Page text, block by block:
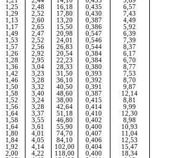
1,25
1,29
2,48
2,52
16,18
17,80
0,435
0,430
6,57
7,43
1,13
1,17
2,60
2,65
13,20
15,50
0,387
0,386
4,49
5,92
1,49
1,53
1,57
2,47
2,52
2,56
20,98
24,01
26,83
0,547
0,546
0,544
6,39
7,39
8,37
1,26
1,28
1,36
2,92
2,95
3,04
20,54
22,23
28,33
0,384
0,384
0,380
6,17
6,70
8,77
1,42
1,46
1,50
1,58
3,23
3,28
3,32
3,40
31,50
36,10
40,50
48,60
0,393
0,392
0,391
0,387
7,53
8,70
9,87
12,14
1,52
1,56
1,64
3,24
3,28
3,37
38,00
42,64
51,18
0,415
0,414
0,410
8,81
9,99
12,30
1,58
1,64
3,55
3,61
46,80
55,90
0,402
0,400
8,98
10,93
1,80
1,84
1,92
2,00
4,01
4,05
4,14
4,22
74,70
84,10
102, 00
118,00
0,407
0,406
0,404
0,400
11,04
12,53
15,47
18,34